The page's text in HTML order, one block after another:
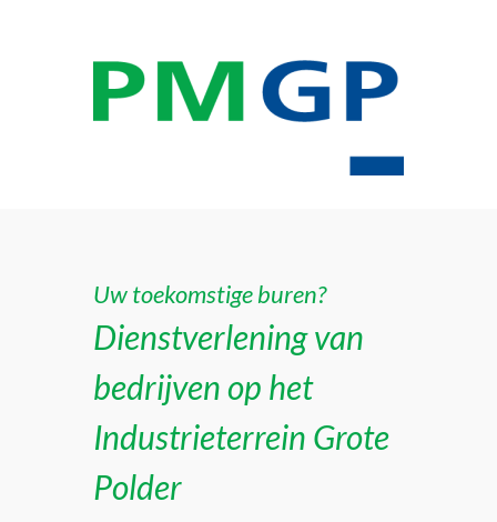
Uw toekomstige buren?
Dienstverlening van
bedrijven op het
Industrieterrein Grote
Polder